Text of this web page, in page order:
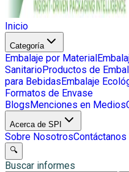
Inicio
Categoría
Embalaje por Material
SanitarioProductos de
para BebidasEmbalaje
Formatos de Envase
BlogsMenciones en Medios
Acerca de SPI
Sobre NosotrosContáctanos
🔍
Buscar informes